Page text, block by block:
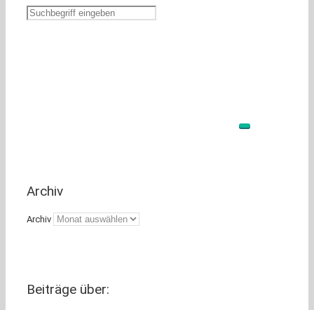
Archiv
Archiv
Beiträge über: